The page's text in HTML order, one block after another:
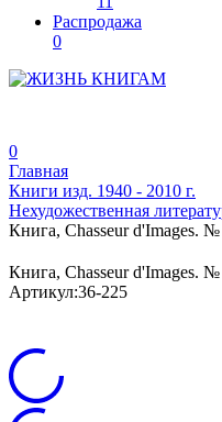
Распродажа
0
0
Главная
Книги изд. 1940 - 2010 г.
Нехудожественная
Книга, Chasseur d'Images. №
Книга, Chasseur d'Images. №
Артикул:36-225